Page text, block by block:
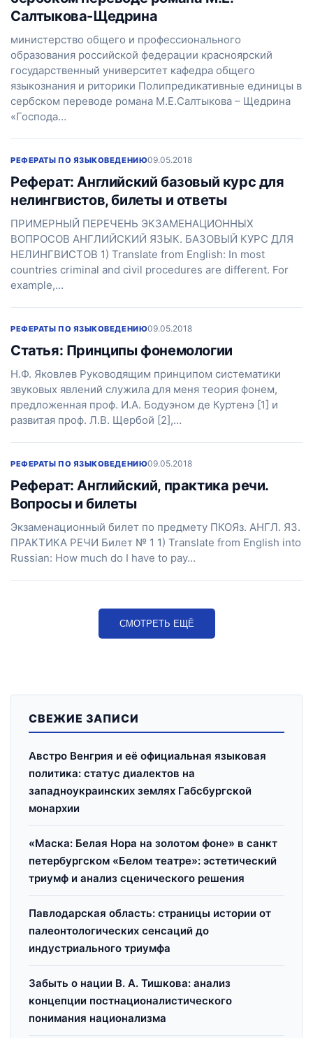
Салтыкова-Щедрина
министерство общего и профессионального
образования российской федерации красноярский
государственный университет кафедра общего
языкознания и риторики Полипредикативные единицы в
сербском переводе романа М.Е.Салтыкова – Щедрина
«Господа…
РЕФЕРАТЫ ПО ЯЗЫКОВЕДЕНИЮ09.05.2018
Реферат: Английский базовый курс для
нелингвистов, билеты и ответы
ПРИМЕРНЫЙ ПЕРЕЧЕНЬ ЭКЗАМЕНАЦИОННЫХ
ВОПРОСОВ АНГЛИЙСКИЙ ЯЗЫК. БАЗОВЫЙ КУРС ДЛЯ
НЕЛИНГВИСТОВ 1) Translate from English: In most
countries criminal and civil procedures are different. For
example,…
РЕФЕРАТЫ ПО ЯЗЫКОВЕДЕНИЮ09.05.2018
Статья: Принципы фонемологии
Н.Ф. Яковлев Руководящим принципом систематики
звуковых явлений служила для меня теория фонем,
предложенная проф. И.А. Бодуэном де Куртенэ [1] и
развитая проф. Л.В. Щербой [2],…
РЕФЕРАТЫ ПО ЯЗЫКОВЕДЕНИЮ09.05.2018
Реферат: Английский, практика речи.
Вопросы и билеты
Экзаменационный билет по предмету ПКОЯз. АНГЛ. ЯЗ.
ПРАКТИКА РЕЧИ Билет № 1 1) Translate from English into
Russian: How much do I have to pay…
СМОТРЕТЬ ЕЩЁ
СВЕЖИЕ ЗАПИСИ
Австро Венгрия и её официальная языковая
политика: статус диалектов на
западноукраинских землях Габсбургской
монархии
«Маска: Белая Нора на золотом фоне» в санкт
петербургском «Белом театре»: эстетический
триумф и анализ сценического решения
Павлодарская область: страницы истории от
палеонтологических сенсаций до
индустриального триумфа
Забыть о нации В. А. Тишкова: анализ
концепции постнационалистического
понимания национализма